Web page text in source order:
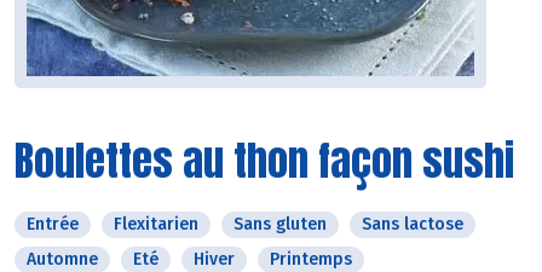
Boulettes au thon façon sushi
Entrée Flexitarien Sans gluten
Sans lactose
Automne
Eté Hiver Printemps